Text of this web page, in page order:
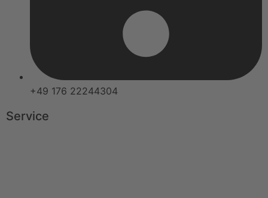
+49 176 22244304
Service